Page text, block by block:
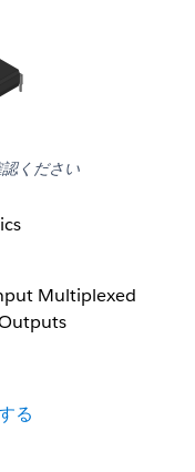
ください
Multiplexed
る